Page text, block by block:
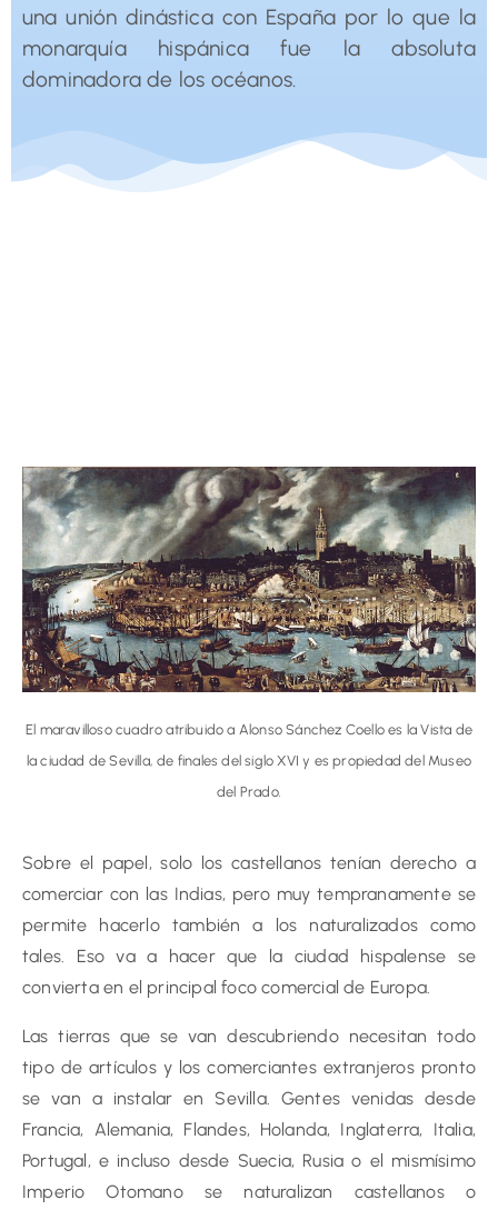
una unión dinástica con España por lo que la
monarquía hispánica fue la absoluta
dominadora de los océanos.
El maravilloso cuadro atribuido a Alonso Sánchez Coello es la Vista de
la ciudad de Sevilla, de finales del siglo XVI y es propiedad del Museo
del Prado.
Sobre el papel, solo los castellanos tenían derecho a
comerciar con las Indias, pero muy tempranamente se
permite hacerlo también a los naturalizados como
tales. Eso va a hacer que la ciudad hispalense se
convierta en el principal foco comercial de Europa.
Las tierras que se van descubriendo necesitan todo
tipo de artículos y los comerciantes extranjeros pronto
se van a instalar en Sevilla. Gentes venidas desde
Francia, Alemania, Flandes, Holanda, Inglaterra, Italia,
Portugal, e incluso desde Suecia, Rusia o el mismísimo
Imperio Otomano se naturalizan castellanos o